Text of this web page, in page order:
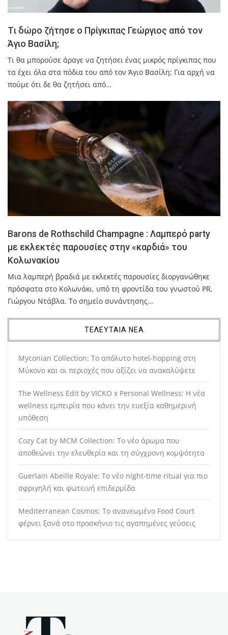
Tι δώρο ζήτησε ο Πρίγκιπας Γεώργιος από τον
Άγιο Βασίλη;
Τι θα μπορούσε άραγε να ζητήσει ένας μικρός πρίγκιπας που
τα έχει όλα στα πόδια του από τον Άγιο Βασίλη; Για αρχή να
πούμε ότι δε θα ζητήσει από…
Barons de Rothschild Champagne : Λαμπερό party
με εκλεκτές παρουσίες στην «καρδιά» του
Κολωνακίου
Μια λαμπερή βραδιά με εκλεκτές παρουσίες διοργανώθηκε
πρόσφατα στο Κολωνάκι, υπό τη φροντίδα του γνωστού PR,
Γιώργου Ντάβλα. Το σημείο συνάντησης…
ΤΕΛΕΥΤΑΙΑ ΝΕΑ
Myconian Collection: Το απόλυτο hotel-hopping στη
Μύκονο και οι περιοχές που αξίζει να ανακαλύψετε
The Wellness Edit by VICKO x Personal Wellness: Η νέα
wellness εμπειρία που κάνει την ευεξία καθημερινή
υπόθεση
Cozy Cat by MCM Collection: Το νέο άρωμα που
αποθεώνει την ελευθερία και τη σύγχρονη κομψότητα
Guerlain Abeille Royale: Το νέο night-time ritual για πιο
σφριγηλή και φωτεινή επιδερμίδα
Mediterranean Cosmos: Το ανανεωμένο Food Court
φέρνει ξανά στο προσκήνιο τις αγαπημένες γεύσεις